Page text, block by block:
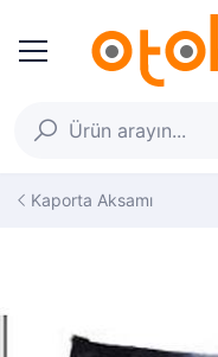
Kaporta Aksamı